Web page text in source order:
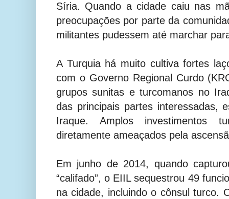
Síria. Quando a cidade caiu nas
preocupações por parte da
militantes pudessem até marchar
A Turquia há muito cultiva fortes
com o Governo Regional Curdo
grupos sunitas e turcomanos no
das principais partes interessadas,
Iraque. Amplos investimentos
diretamente ameaçados pela
Em junho de 2014, quando
“califado”, o EIIL sequestrou 49
na cidade, incluindo o cônsul turco.